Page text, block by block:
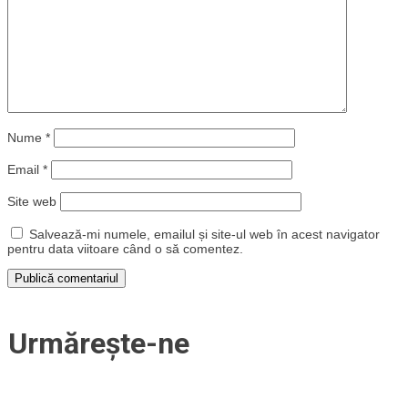
Nume *
Email *
Site web
Salvează-mi numele, emailul și site-ul web în acest navigator
pentru data viitoare când o să comentez.
Urmărește-ne